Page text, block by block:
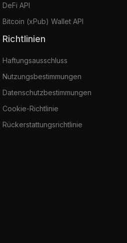
DeFi API
Bitcoin (xPub) Wallet API
Richtlinien
Haftungsausschluss
Nutzungsbestimmungen
Datenschutzbestimmungen
Cookie-Richtlinie
Rückerstattungsrichtlinie